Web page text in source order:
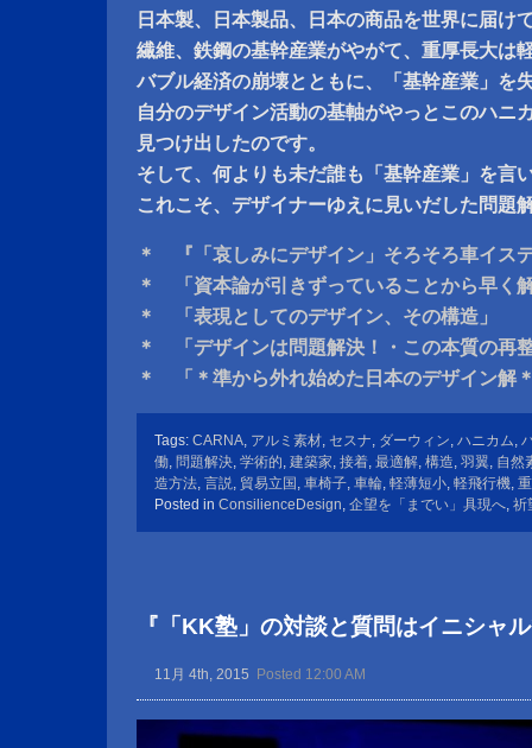
日本製、日本製品、日本の商品を世界に届け
繊維、鉄鋼の基幹産業がやがて、重厚長大は
バブル経済の崩壊とともに、「基幹産業」を
自分のデザイン活動の基軸がやっとこのハニ
見つけ出したのです。
そして、何よりも未だ誰も「基幹産業」を言
これこそ、デザイナーゆえに見いだした問題
＊ 『「哀しみにデザイン」そろそろ車イス
＊ 「資本論が引きずっていることから早く
＊ 「表現としてのデザイン、その構造」
＊ 「デザインは問題解決！・この本質の再
＊ 「＊準から外れ始めた日本のデザイン解
Tags: CARNA, アルミ素材, セスナ, ダーウィン, ハニカム,
働, 問題解決, 学術的, 建築家, 接着, 最適解, 構造, 羽翼, 自然
造方法, 言説, 貿易立国 , 車椅子, 車輪, 軽薄短小, 軽飛行機,
Posted in ConsilienceDesign, 企望を「までい」具現へ, 祈
『「KK塾」の対談と質問はイニシャ
11月 4th, 2015 Posted 12:00 AM